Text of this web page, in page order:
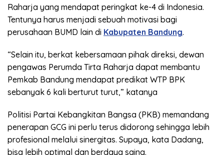
Raharja yang mendapat peringkat ke-4 di Indonesia.
Tentunya harus menjadi sebuah motivasi bagi
perusahaan BUMD lain di Kabupaten Bandung.
“Selain itu, berkat kebersamaan pihak direksi, dewan
pengawas Perumda Tirta Raharja dapat membantu
Pemkab Bandung mendapat predikat WTP BPK
sebanyak 6 kali berturut turut,” katanya
Politisi Partai Kebangkitan Bangsa (PKB) memandang
penerapan GCG ini perlu terus didorong sehingga lebih
profesional melalui sinergitas. Supaya, kata Dadang,
bisa lebih optimal dan berdaya saing.